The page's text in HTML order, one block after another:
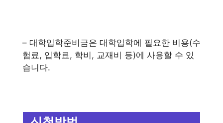
– 대학입학준비금은 대학입학에 필요한 비용(수
험료, 입학료, 학비, 교재비 등)에 사용할 수 있
습니다.